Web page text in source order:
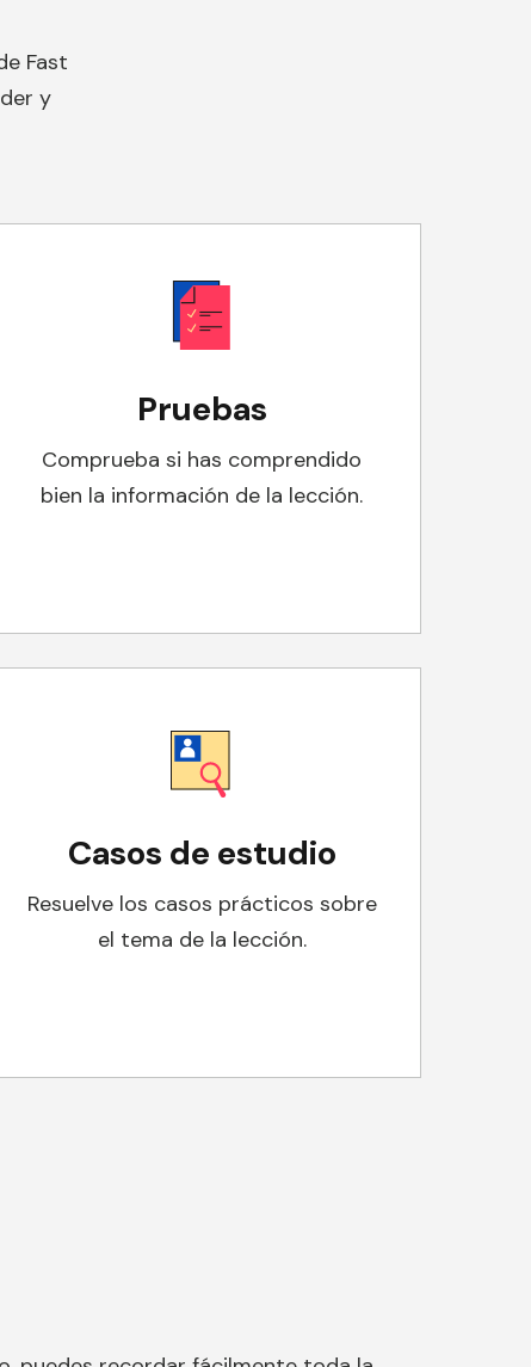
Fast
y
Pruebas
Comprueba si has comprendido
bien la información de la lección.
Casos de estudio
Resuelve los casos prácticos sobre
el tema de la lección.